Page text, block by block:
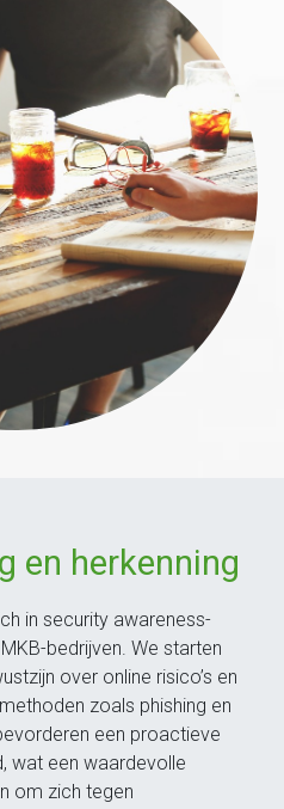
en herkenning
in security awareness-
bedrijven. We starten
over online risico’s en
zoals phishing en
een proactieve
wat een waardevolle
om zich tegen